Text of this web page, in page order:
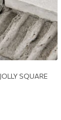
SQUARE